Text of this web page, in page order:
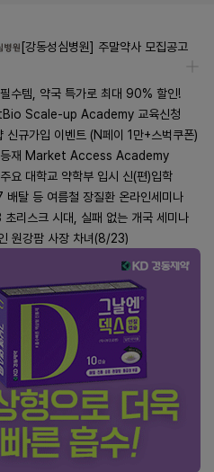
[강동성심병원] 주말약사 모집공고
수템, 약국 특가로 최대 90% 할인!
Scale-up Academy 교육신청
신규가입 이벤트 (N페이 1만+스벅쿠폰)
등재 Market Access Academy
요 대학교 약학부 입시 신(편)입학
탈 등 여름철 장질환 온라인세미나
리스크 시대, 실패 없는 개국 세미나
원강팜 사장 차녀(8/23)